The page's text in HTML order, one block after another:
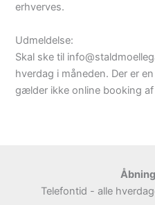
erhverves.
Udmeldelse:
Skal ske til
hverdag i måneden. Der er
gælder ikke online booking
Telefontid - alle